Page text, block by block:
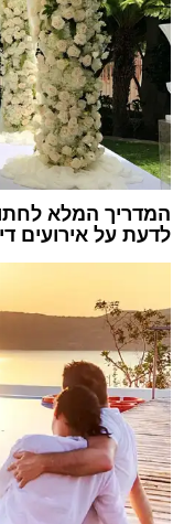
המדריך המלא
לדעת על אירועים